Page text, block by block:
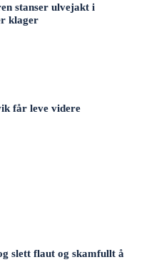
stanser ulvejakt i
klager
får leve videre
slett flaut og skamfullt å